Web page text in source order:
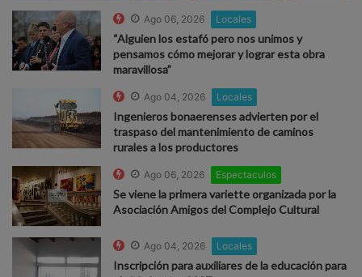
Ago 06, 2026 Locales
“Alguien los estafó pero nos unimos y
pensamos cómo mejorar y lograr esta obra
maravillosa”
Ago 04, 2026 Locales
Ingenieros bonaerenses advierten por el
traspaso del mantenimiento de caminos
rurales a los productores
Ago 06, 2026 Espectaculos
Se viene la primera variette organizada por la
Asociación Amigos del Complejo Cultural
Ago 04, 2026 Locales
Inscripción para auxiliares de la educación para